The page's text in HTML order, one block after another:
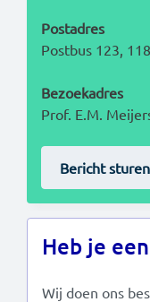
Postadres
Postbus 123,
Bezoekadres
Prof. E.M.
Bericht sturen
Heb je
Wij doen ons